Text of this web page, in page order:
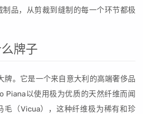
品，从剪裁到缝制的每一个环节都极
牌子
牌。它是一个来自意大利的高端奢侈品
Piana以使用极为优质的天然纤维而闻
毛（Vicua），这种纤维极为稀有和珍